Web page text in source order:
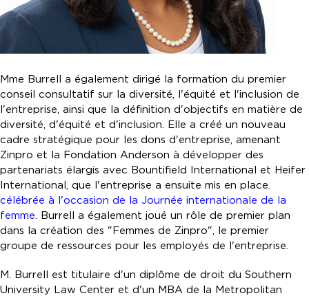
Mme Burrell a également dirigé la formation du premier
conseil consultatif sur la diversité, l'équité et l'inclusion de
l'entreprise, ainsi que la définition d'objectifs en matière de
diversité, d'équité et d'inclusion. Elle a créé un nouveau
cadre stratégique pour les dons d'entreprise, amenant
Zinpro et la Fondation Anderson à développer des
partenariats élargis avec Bountifield International et Heifer
International, que l'entreprise a ensuite mis en place.
célébrée à l'occasion de la Journée internationale de la
femme. Burrell a également joué un rôle de premier plan
dans la création des "Femmes de Zinpro", le premier
groupe de ressources pour les employés de l'entreprise.
M. Burrell est titulaire d'un diplôme de droit du Southern
University Law Center et d'un MBA de la Metropolitan